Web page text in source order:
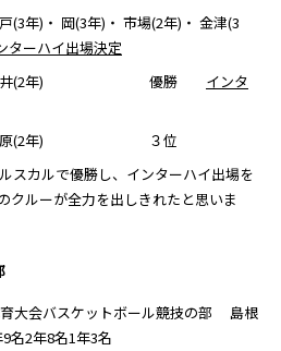
)・ 岡(3年)・ 市場(2年)・ 金津(3
ターハイ出場決定
ル 三井(2年) 優勝 インタ
小原(2年) ３位
スカルで優勝し、インターハイ出場を
クルーが全力を出しきれたと思いま
大会バスケットボール競技の部 島根
名2年8名1年3名